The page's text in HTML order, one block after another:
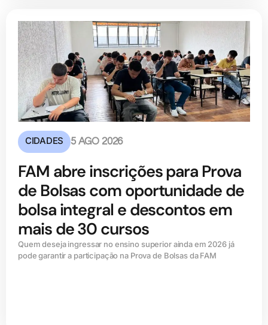
CIDADES 5 AGO 2026
FAM abre inscrições para Prova
de Bolsas com oportunidade de
bolsa integral e descontos em
mais de 30 cursos
Quem deseja ingressar no ensino superior ainda em 2026 já
pode garantir a participação na Prova de Bolsas da FAM